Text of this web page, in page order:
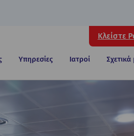
Κλείστε
Υπηρεσίες Ιατροί